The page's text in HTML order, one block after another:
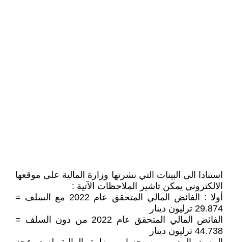
استنادا الى البينات التي نشرتها وزارة المالية على موقعها
الالكتروني يمكن تاشير الملاحظات الآتية :
أولا : الفائض المالي المتحقق عام 2022 مع السلف =
29.874 ترليون دينار
الفائض المالي المتحقق عام 2022 من دون السلف =
44.738 ترليون دينار